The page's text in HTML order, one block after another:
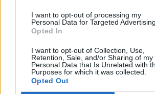
I want to opt-out of processing my
Personal Data for Targeted Advertising.
Opted In
I want to opt-out of Collection, Use,
Retention, Sale, and/or Sharing of my
Personal Data that Is Unrelated with
Purposes for which it was collected.
Opted Out